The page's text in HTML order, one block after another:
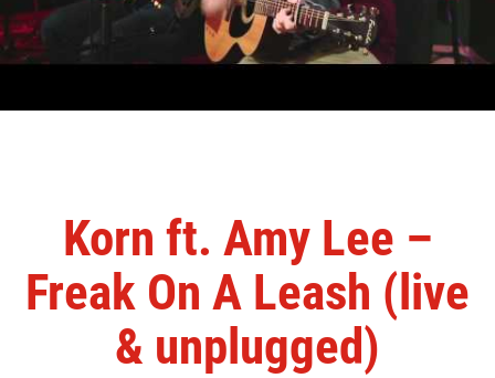
Korn ft. Amy Lee –
Freak On A Leash (live
& unplugged)